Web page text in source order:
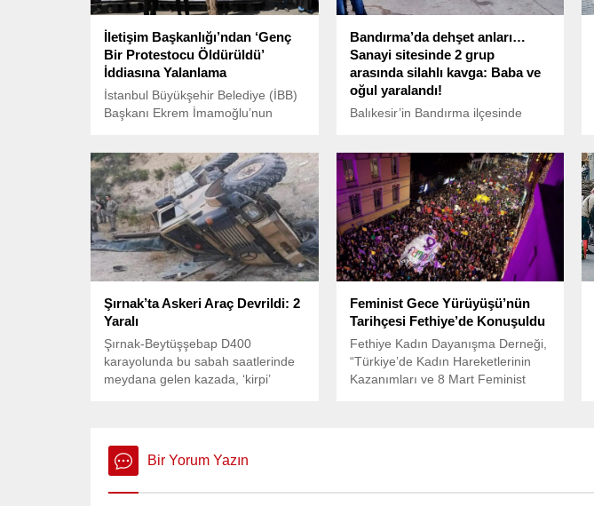
İletişim Başkanlığı’ndan ‘Genç
Bir Protestocu Öldürüldü’
İddiasına Yalanlama
İstanbul Büyükşehir Belediye (İBB)
Başkanı Ekrem İmamoğlu’nun
devam ediyor.
Bandırma’da dehşet anları…
Sanayi sitesinde 2 grup
arasında silahlı kavga: Baba ve
oğul yaralandı!
Balıkesir’in Bandırma ilçesinde
oğlu yaralandı. Olayın şüphelisi
olarak 1 kişi gözaltına alındı.
Şırnak’ta Askeri Araç Devrildi: 2
Yaralı
Şırnak-Beytüşşebap D400
karayolunda bu sabah saatlerinde
meydana gelen kazada, ‘kirpi’
kaybetmesi sonucu devrildi.
Feminist Gece Yürüyüşü’nün
Tarihçesi Fethiye’de Konuşuldu
Fethiye Kadın Dayanışma Derneği,
“Türkiye’de Kadın Hareketlerinin
Kazanımları ve 8 Mart Feminist
Bir Yorum Yazın